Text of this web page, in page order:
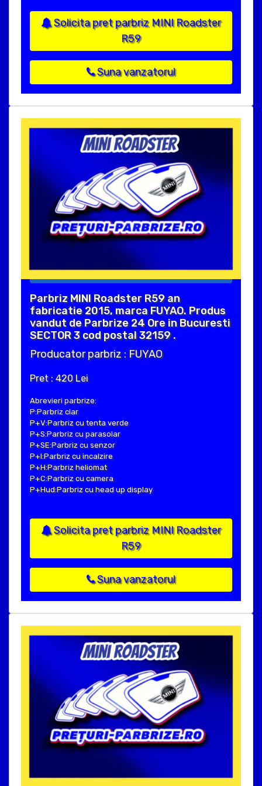
Solicita pret parbriz MINI Roadster
R59
Suna vanzatorul
Parbriz MINI Roadster R59 an
fabricatie 2015, marca FUYAO. Produs
vandut de Parbrize 24 Ore in Bucuresti
SECTOR 3 cod postal 32159 .
Producator parbriz : FUYAO
Pret : 420 Lei
Abrevieri parbrize:
P:Parbriz clar
P+V:Parbriz cu tenta verde
P+S:Parbriz cu parasolar
P+SE:Parbriz cu senzor
P+I:Parbriz cu incalzire
P+H:Parbriz heliomat
P+C:Parbriz cu camera
P+Hud:Parbriz cu head up display
Solicita pret parbriz MINI Roadster
R59
Suna vanzatorul